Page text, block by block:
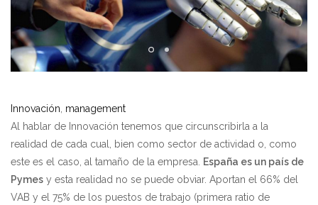
Innovación management
Al hablar de Innovación tenemos que circunscribirla a la
realidad de cada cual, bien como sector de actividad o, como
este es el caso, al tamaño de la empresa.
España es un país de
Pymes y esta realidad no se puede obviar. Aportan el 66% del
VAB y el 75% de los puestos de trabajo (primera ratio de